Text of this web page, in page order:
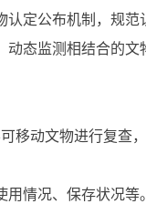
定公布机制，规范
态监测相结合的文
移动文物进行复查
情况、保存状况等。